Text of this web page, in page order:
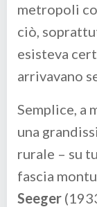
metropoli
ciò,
esisteva
arrivavano
Semplice, a
una
rurale – su
fascia
Seeger